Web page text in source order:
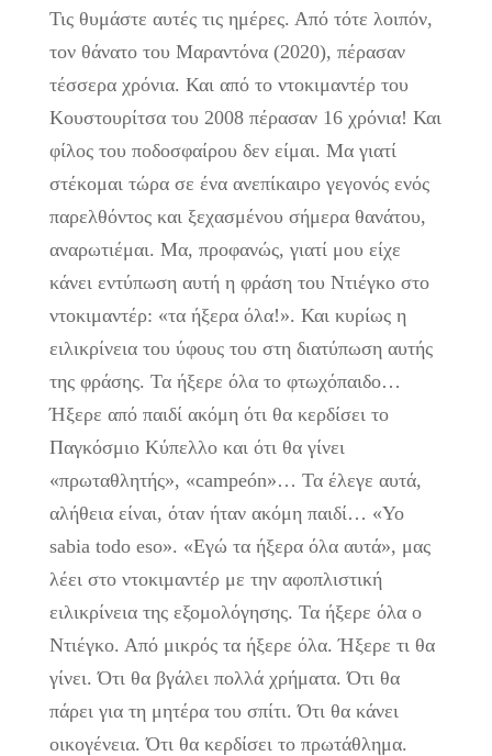
Τις θυμάστε αυτές τις ημέρες. Από τότε λοιπόν,
τον θάνατο του Μαραντόνα (2020), πέρασαν
τέσσερα χρόνια. Και από το ντοκιμαντέρ του
Κουστουρίτσα του 2008 πέρασαν 16 χρόνια! Και
φίλος του ποδοσφαίρου δεν είμαι. Μα γιατί
στέκομαι τώρα σε ένα ανεπίκαιρο γεγονός ενός
παρελθόντος και ξεχασμένου σήμερα θανάτου,
αναρωτιέμαι. Μα, προφανώς, γιατί μου είχε
κάνει εντύπωση αυτή η φράση του Ντιέγκο στο
ντοκιμαντέρ: «τα ήξερα όλα!». Και κυρίως η
ειλικρίνεια του ύφους του στη διατύπωση αυτής
της φράσης. Τα ήξερε όλα το φτωχόπαιδο…
Ήξερε από παιδί ακόμη ότι θα κερδίσει το
Παγκόσμιο Κύπελλο και ότι θα γίνει
«πρωταθλητής», «campeón»… Τα έλεγε αυτά,
αλήθεια είναι, όταν ήταν ακόμη παιδί… «Yo
sabia todo eso». «Εγώ τα ήξερα όλα αυτά», μας
λέει στο ντοκιμαντέρ με την αφοπλιστική
ειλικρίνεια της εξομολόγησης. Τα ήξερε όλα ο
Ντιέγκο. Από μικρός τα ήξερε όλα. Ήξερε τι θα
γίνει. Ότι θα βγάλει πολλά χρήματα. Ότι θα
πάρει για τη μητέρα του σπίτι. Ότι θα κάνει
οικογένεια. Ότι θα κερδίσει το πρωτάθλημα.